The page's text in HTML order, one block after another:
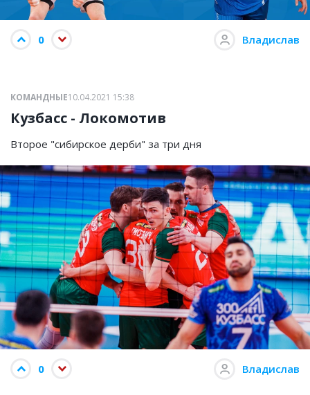
0 Владислав
КОМАНДНЫЕ10.04.2021 15:38
Кузбасс - Локомотив
Второе "сибирское дерби" за три дня
0 Владислав